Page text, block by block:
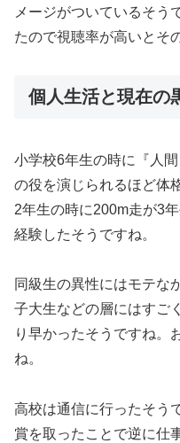
メージがついているそう
たので視聴率が高いとそ
個人生活と現在の
小学校6年生の時に『人
の役を演じられるほど体
2年生の時に200m走が3
経験したそうですね。
同級生の異性にはモテな
子大生などの層にはすご
り早かったそうですね。
ね。
高校は通信に行ったそう
賞を取ったことで逆に仕